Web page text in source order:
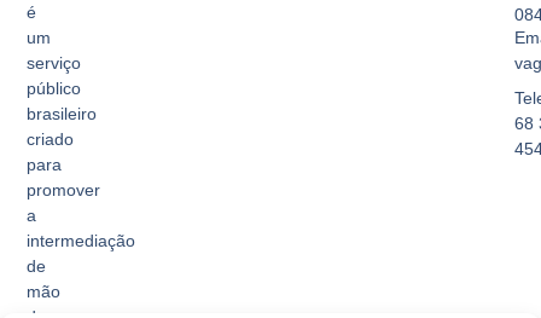
é
um
serviço
público
brasileiro
criado
para
promover
a
intermediação
de
mão
68